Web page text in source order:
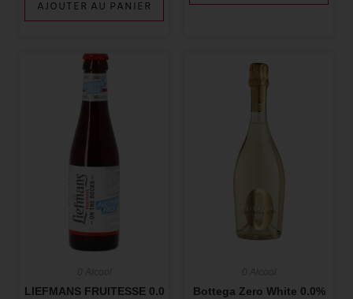
AJOUTER AU PANIER
LIEFMANS FRUITESSE 0.0 Bottega Zero White 0.0%